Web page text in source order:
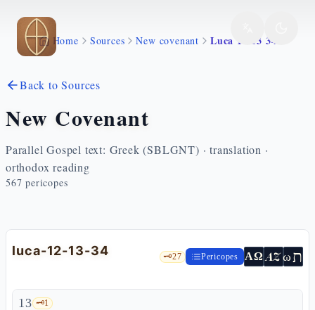
Skip to main content
Home Sources New covenant Luca 12 13 34
Back to Sources
New Covenant
Parallel Gospel text: Greek (SBLGNT) · translation ·
orthodox reading
567 pericopes
luca-12-13-34 🗝️27 Pericopes ΑΩ AZωת
13 🗝️1